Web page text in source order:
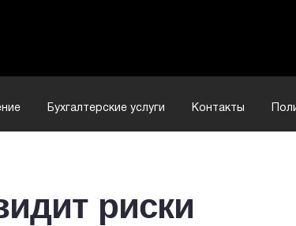
Бухгалтерские услуги Контакты
риски